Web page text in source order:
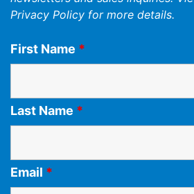
Privacy Policy for more details.
First Name *
Last Name *
Email *